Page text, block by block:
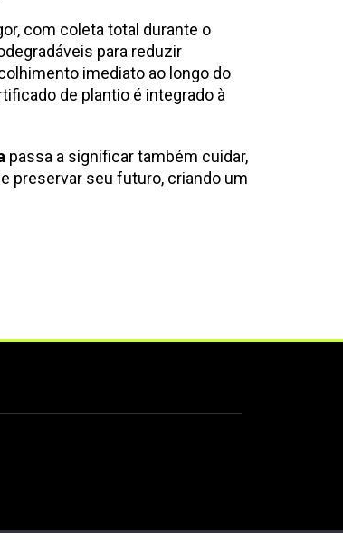
com coleta total durante o
para reduzir
imediato ao longo do
de plantio é integrado à
passa a significar também cuidar,
preservar seu futuro, criando um